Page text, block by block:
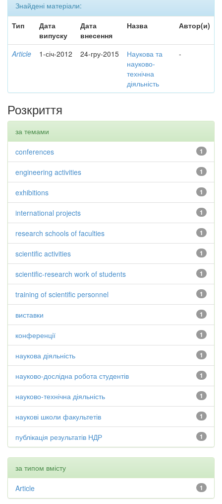
Знайдені матеріали:
Тип
Дата
випуску
Дата
внесення
Назва Автор(и)
Article 1-січ-2012 24-гру-2015
Наукова та
науково-
технічна
діяльність
-
Розкриття
за темами
1
conferences
1
engineering activities
1
exhibitions
1
international projects
1
research schools of faculties
1
scientific activities
1
scientific-research work of students
1
training of scientific personnel
1
виставки
1
конференції
1
наукова діяльність
1
науково-дослідна робота студентів
1
науково-технічна діяльність
1
наукові школи факультетів
1
публікація результатів НДР
за типом вмісту
1
Article